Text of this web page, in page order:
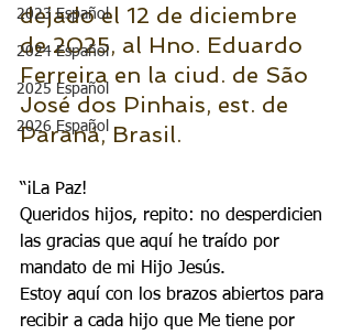
2023 Español
2024 Español
2025 Español
2026 Español
dejado el 12 de diciembre
de 2025, al Hno. Eduardo
Ferreira en la ciud. de São
José dos Pinhais, est. de
Paraná, Brasil.
“¡La Paz!
Queridos hijos, repito: no desperdicien
las gracias que aquí he traído por
mandato de mi Hijo Jesús.
Estoy aquí con los brazos abiertos para
recibir a cada hijo que Me tiene por